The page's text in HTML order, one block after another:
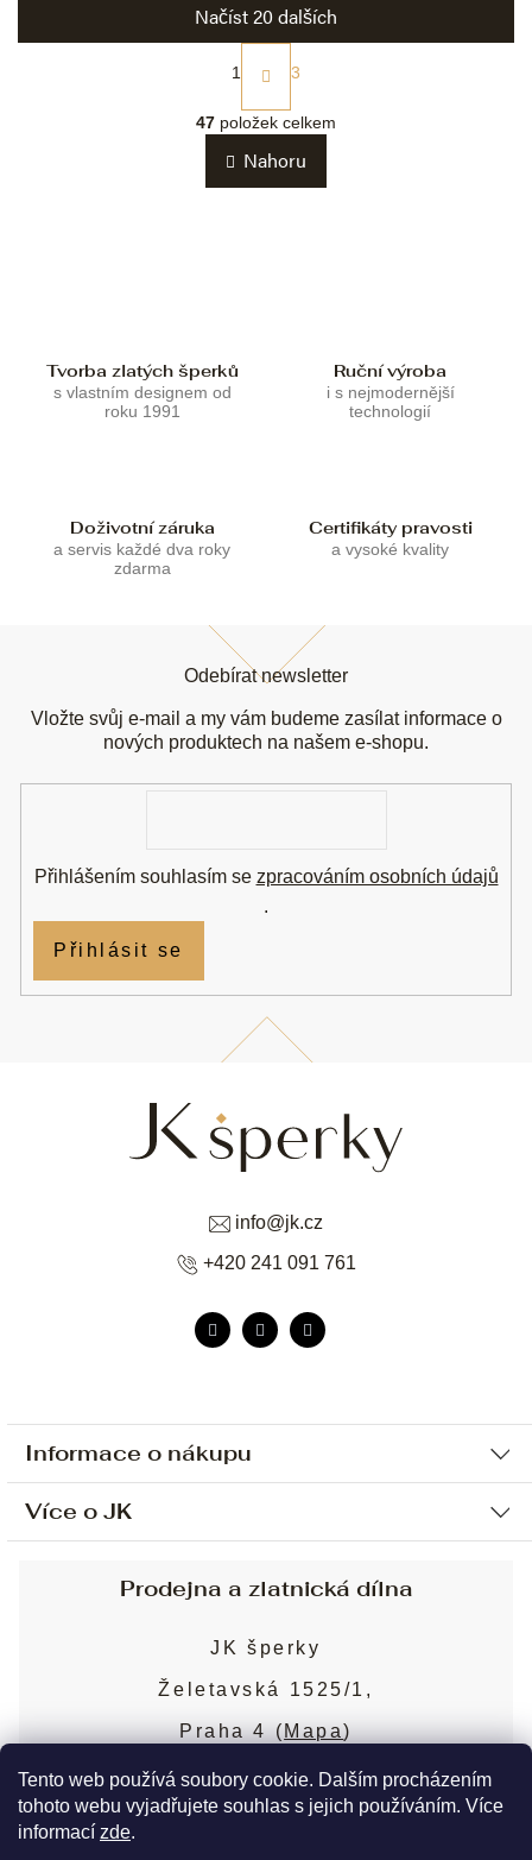
Tento web používá soubory cookie. Dalším procházením
tohoto webu vyjadřujete souhlas s jejich používáním. Více
informací zde.
v
l
á
d
Načíst 20 dalších
S
t
á
n
k
1 3
47 položek celkem
Nahoru
Tvorba zlatých šperků
s vlastním designem od
roku 1991
Ruční výroba
i s nejmodernější
technologií
Doživotní záruka
a servis každé dva roky
zdarma
Certifikáty pravosti
a vysoké kvality
Informace o nákupu
Ochrana osobních údajů
Sjednání osobní schůzky
Obchodní podmínky
Puncovní značky
Více o JK
Blog
Nejčastější dotazy
info@jk.cz
+420 241 091 761
Odebírat newsletter
Vložte svůj e-mail a my vám budeme zasílat informace o
nových produktech na našem e-shopu.
Přihlášením souhlasím se zpracováním osobních údajů
.
Přihlásit se
Prodejna a zlatnická dílna
JK šperky
Želetavská 1525/1,
Praha 4 ( Mapa)
Více o prodejně